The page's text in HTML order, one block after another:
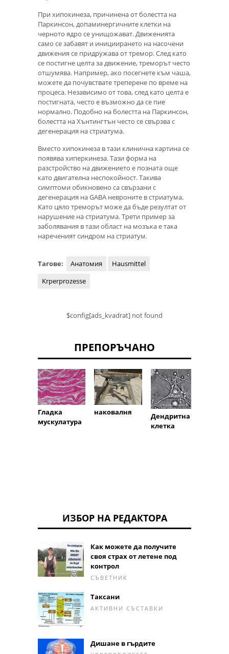
При хипокинеза, причинена от болестта на
Паркинсон, допаминергичните клетки на
черното ядро ​​се унищожават. Движенията
само се забавят и инициирането на насочени
движения се придружава от тремор. След като
се постигне целта за движение, треморът често
отшумява. Например, ако посегнете към чаша,
можете да почувствате треперене по време на
процеса. Независимо от това, след като целта е
постигната, често е възможно да се пие
нормално. Подобно на болестта на Паркинсон,
болестта на Хънтингтън често се свързва с
дегенерация на стриатума.
Вместо хипокинеза в тази клинична картина се
появява хиперкинеза. Тази форма на
разстройство на движението е позната още
като двигателна неспокойност. Такива
симптоми обикновено са свързани с
дегенерация на GABA невроните в стриатума.
Като цяло треморът може да бъде резултат от
нарушение на стриатума. Трети пример за
заболявания в тази област на мозъка е така
нареченият синдром на стриатум.
Тагове: Анатомия
Hausmittel
Krperprozesse
$config[ads_kvadrat] not found
ПРЕПОРЪЧАНО
Гладка
мускулатура
наковалня
Дендритна
клетка
ИЗБОР НА РЕДАКТОРА
Как можете да получите
своя страх от летене под
контрол
СЪВЕТНИК
Таксани
АКТИВНИ СЪСТАВКИ
Дишане в гърдите